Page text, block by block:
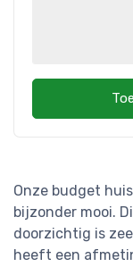
Onze budget
bijzonder mooi.
doorzichtig is
heeft een